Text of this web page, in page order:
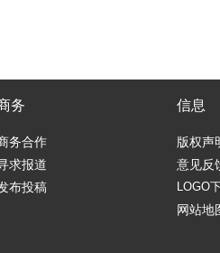
务
务合作
求报道
布投稿
信息
版权声
意见反
LOGO
网站地